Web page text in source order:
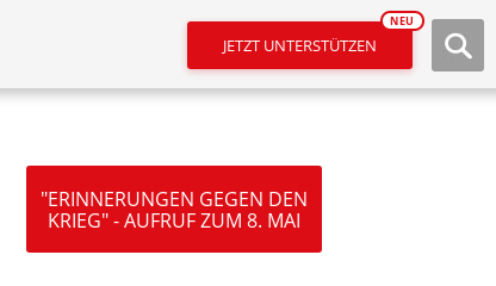
JETZT UNTERSTÜTZEN
NEU
"ERINNERUNGEN GEGEN DEN
KRIEG" - AUFRUF ZUM 8. MAI